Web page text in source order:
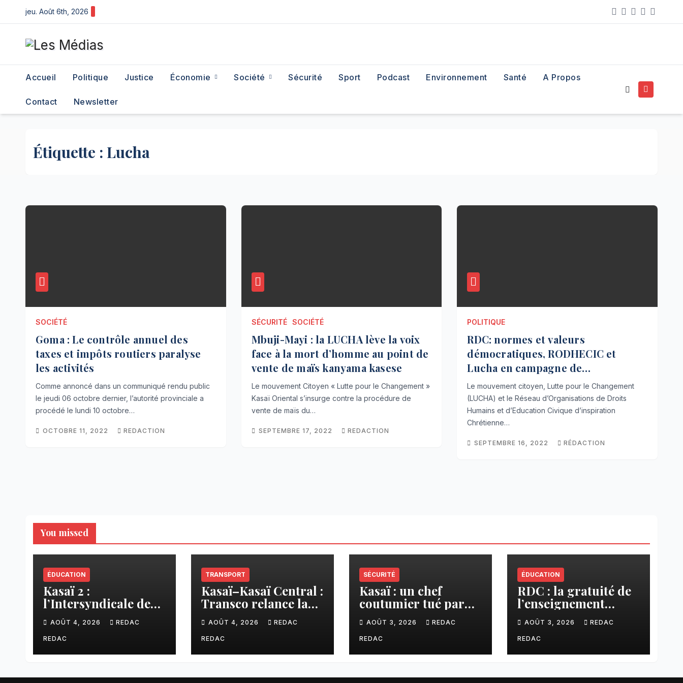
to
content
jeu. Août 6th, 2026
Accueil Politique Justice Économie Société Sécurité Sport Podcast Environnement Santé A Propos
Contact Newsletter
Étiquette : Lucha
SOCIÉTÉ
Goma : Le contrôle annuel des
taxes et impôts routiers paralyse
les activités
Comme annoncé dans un communiqué rendu public
le jeudi 06 octobre dernier, l’autorité provinciale a
procédé le lundi 10 octobre…
OCTOBRE 11, 2022 REDACTION
SÉCURITÉ SOCIÉTÉ
Mbuji-Mayi : la LUCHA lève la voix
face à la mort d’homme au point de
vente de maïs kanyama kasese
Le mouvement Citoyen « Lutte pour le Changement »
Kasaï Oriental s’insurge contre la procédure de
vente de maïs du…
SEPTEMBRE 17, 2022 REDACTION
POLITIQUE
RDC: normes et valeurs
démocratiques, RODHECIC et
Lucha en campagne de
sensibilisation
Le mouvement citoyen, Lutte pour le Changement
(LUCHA) et le Réseau d’Organisations de Droits
Humains et d’Education Civique d’inspiration
Chrétienne…
SEPTEMBRE 16, 2022 RÉDACTION
You missed
ÉDUCATION
Kasaï 2 :
l’Intersyndicale des
enseignants dénonce
une contribution
financière imposée
aux écoles de la
AOÛT 4, 2026 REDAC
REDAC
TRANSPORT
Kasaï–Kasaï Central :
Transco relance la
liaison Tshikapa–
Tshiamu pour
faciliter les échanges
AOÛT 4, 2026 REDAC
REDAC
SÉCURITÉ
Kasaï : un chef
coutumier tué par
balle par un policier
à Kamuesha, la
tension monte
AOÛT 3, 2026 REDAC
REDAC
ÉDUCATION
RDC : la gratuité de
l’enseignement
primaire, vision
phare du Président
Félix Tshisekedi
réaffirmée par une
Secrétaire général
AOÛT 3, 2026 REDAC
REDAC